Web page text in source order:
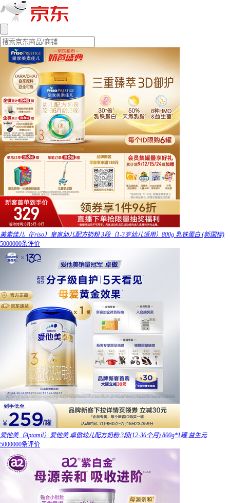
美素佳儿（Friso）皇家幼儿配方奶粉 3段（1-3岁幼儿适用）800g 乳铁蛋白 (新国标)
5000000条评价
爱他美（Aptamil）爱他美 卓傲幼儿配方奶粉 3段(12-36个月) 800g*1罐 益生元
5000000条评价